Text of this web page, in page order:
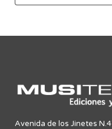
Avenida de los Jinetes